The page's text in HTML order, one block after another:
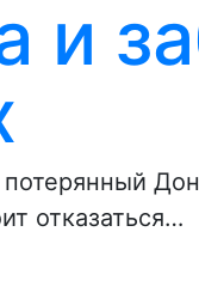
и
отказаться…